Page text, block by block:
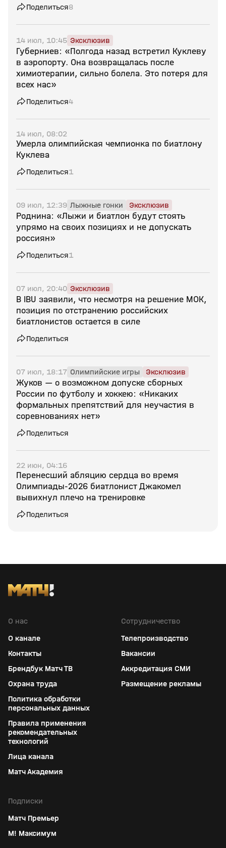
Поделиться8
14 июл, 10:45 Эксклюзив
Губерниев: «Полгода назад встретил Куклеву
в аэропорту. Она возвращалась после
химиотерапии, сильно болела. Это потеря для
всех нас»
Поделиться4
14 июл, 08:02
Умерла олимпийская чемпионка по биатлону
Куклева
Поделиться1
09 июл, 12:39 Лыжные гонки Эксклюзив
Роднина: «Лыжи и биатлон будут стоять
упрямо на своих позициях и не допускать
россиян»
Поделиться1
07 июл, 20:40 Эксклюзив
В IBU заявили, что несмотря на решение МОК,
позиция по отстранению российских
биатлонистов остается в силе
Поделиться
07 июл, 18:17 Олимпийские игры Эксклюзив
Жуков — о возможном допуске сборных
России по футболу и хоккею: «Никаких
формальных препятствий для неучастия в
соревнованиях нет»
Поделиться
22 июн, 04:16
Перенесший абляцию сердца во время
Олимпиады‑2026 биатлонист Джакомел
вывихнул плечо на тренировке
Поделиться
О нас
О канале
Контакты
Брендбук Матч ТВ
Охрана труда
Политика обработки
персональных данных
Правила применения
рекомендательных
технологий
Лица канала
Матч Академия
Сотрудничество
Телепроизводство
Вакансии
Аккредитация СМИ
Размещение рекламы
Подписки
Матч Премьер
М! Максимум